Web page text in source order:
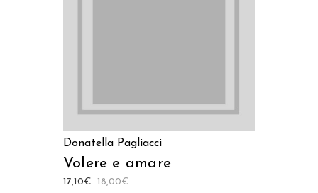
Donatella Pagliacci
Volere e amare
18,00€
17,10€